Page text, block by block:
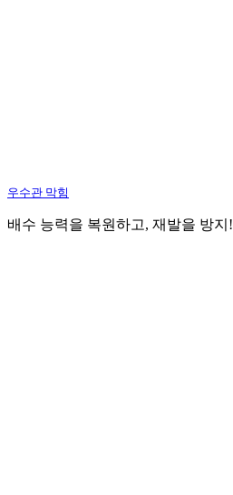
우수관 막힘
배수 능력을 복원하고, 재발을 방지!